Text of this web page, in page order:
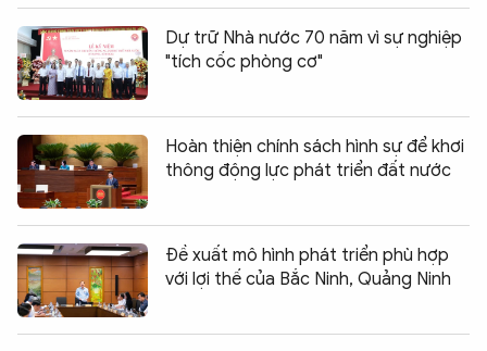
Dự trữ Nhà nước 70 năm vì sự nghiệp
"tích cốc phòng cơ"
Hoàn thiện chính sách hình sự để khơi
thông động lực phát triển đất nước
Đề xuất mô hình phát triển phù hợp
với lợi thế của Bắc Ninh, Quảng Ninh